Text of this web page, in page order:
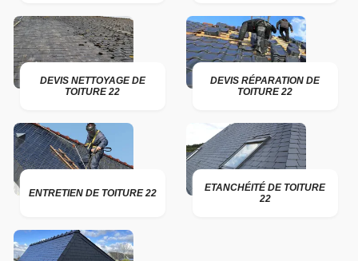
DEVIS NETTOYAGE DE
TOITURE 22
DEVIS RÉPARATION DE
TOITURE 22
ENTRETIEN DE TOITURE 22
ETANCHÉITÉ DE TOITURE
22